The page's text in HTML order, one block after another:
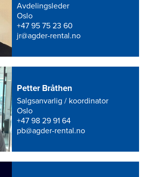
Avdelingsleder
Oslo
+47 95 75 23 60
jr@agder-rental.no
Petter Bråthen
Salgsanvarlig / koordinator
Oslo
+47 98 29 91 64
pb@agder-rental.no